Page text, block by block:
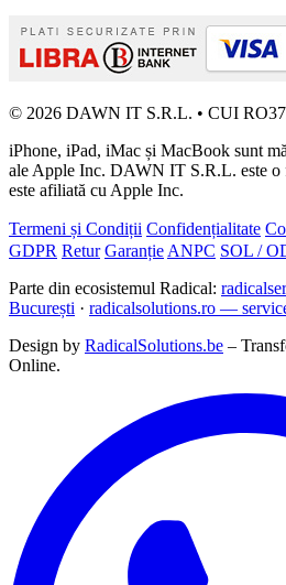
© 2026 DAWN IT S.R.L. • CUI
iPhone, iPad, iMac și MacBook sunt
ale Apple Inc. DAWN IT S.R.L. este o
este afiliată cu Apple Inc.
Termeni și Condiții Confidențialitate
GDPR Retur Garanție ANPC SOL /
Parte din ecosistemul Radical:
București · radicalsolutions.ro —
Design by RadicalSolutions.be –
Online.